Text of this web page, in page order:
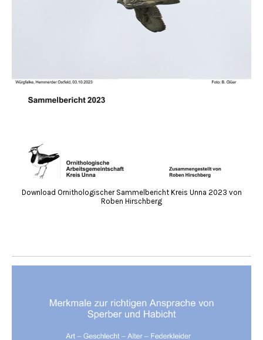
Download Ornithologischer Sammelbericht Kreis Unna 2023 von
Roben Hirschberg